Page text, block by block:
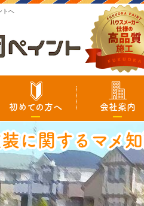
トへ
初めての方へ 会社案内
に関するマメ